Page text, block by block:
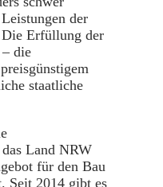
der
Die Erfüllung der
die
staatliche
Land NRW
für den Bau
Seit 2014 gibt es